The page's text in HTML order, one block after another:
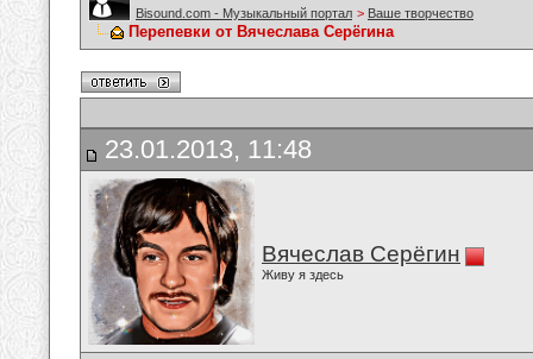
Bisound.com - Музыкальный портал > Ваше творчество
Перепевки от Вячеслава Серёгина
23.01.2013, 11:48
Вячеслав Серёгин
Живу я здесь